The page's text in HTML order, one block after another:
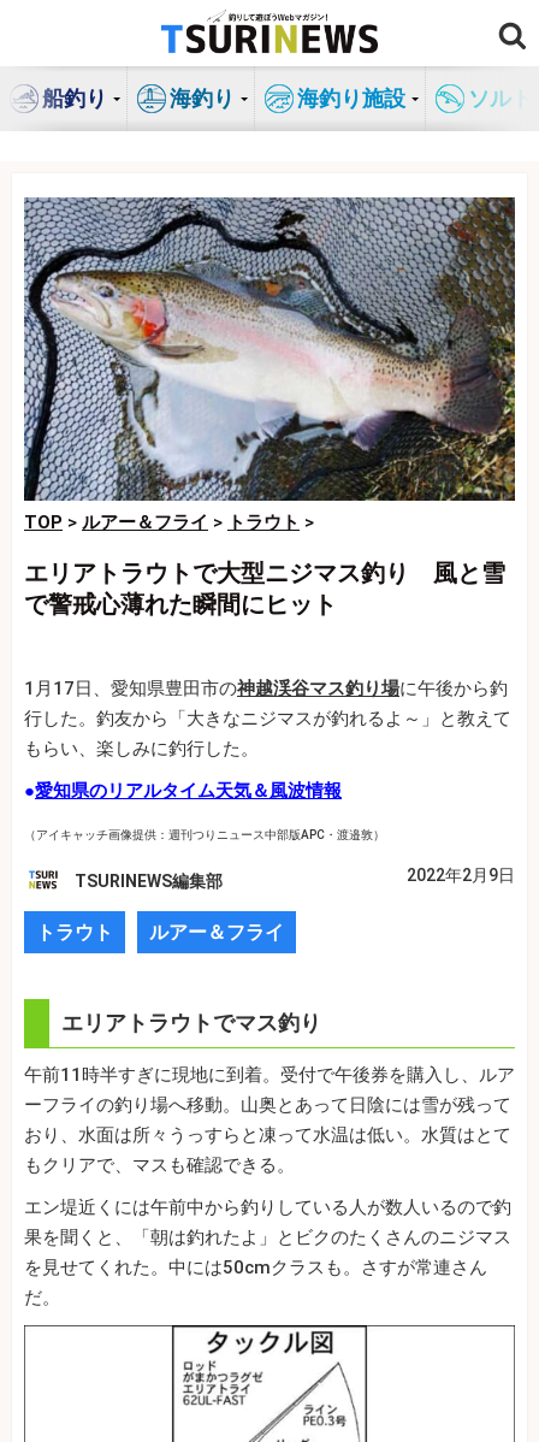
ン
船釣り 海釣り 海釣り施設 ソル
TOP > ルアー＆フライ > トラウト >
エリアトラウトで大型ニジマス釣り 風と雪
で警戒心薄れた瞬間にヒット
1月17日、愛知県豊田市の神越渓谷マス釣り場に午後から釣
行した。釣友から「大きなニジマスが釣れるよ～」と教えて
もらい、楽しみに釣行した。
●愛知県のリアルタイム天気＆風波情報
（アイキャッチ画像提供：週刊つりニュース中部版APC・渡邉敦）
TSURINEWS編集部 2022年2月9日
トラウト ルアー＆フライ
エリアトラウトでマス釣り
午前11時半すぎに現地に到着。受付で午後券を購入し、ルア
ーフライの釣り場へ移動。山奥とあって日陰には雪が残って
おり、水面は所々うっすらと凍って水温は低い。水質はとて
もクリアで、マスも確認できる。
エン堤近くには午前中から釣りしている人が数人いるので釣
果を聞くと、「朝は釣れたよ」とビクのたくさんのニジマス
を見せてくれた。中には50cmクラスも。さすが常連さん
だ。